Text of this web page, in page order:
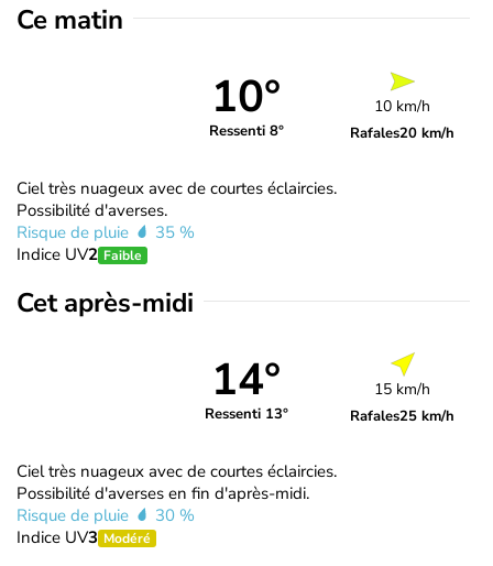
Ce matin
10°
Ressenti 8°
10 km/h
Rafales20 km/h
Ciel très nuageux avec de courtes éclaircies.
Possibilité d'averses.
Risque de pluie
35 %
Indice UV2 Faible
Cet après-midi
14°
Ressenti 13°
15 km/h
Rafales25 km/h
Ciel très nuageux avec de courtes éclaircies.
Possibilité d'averses en fin d'après-midi.
Risque de pluie
30 %
Indice UV3 Modéré